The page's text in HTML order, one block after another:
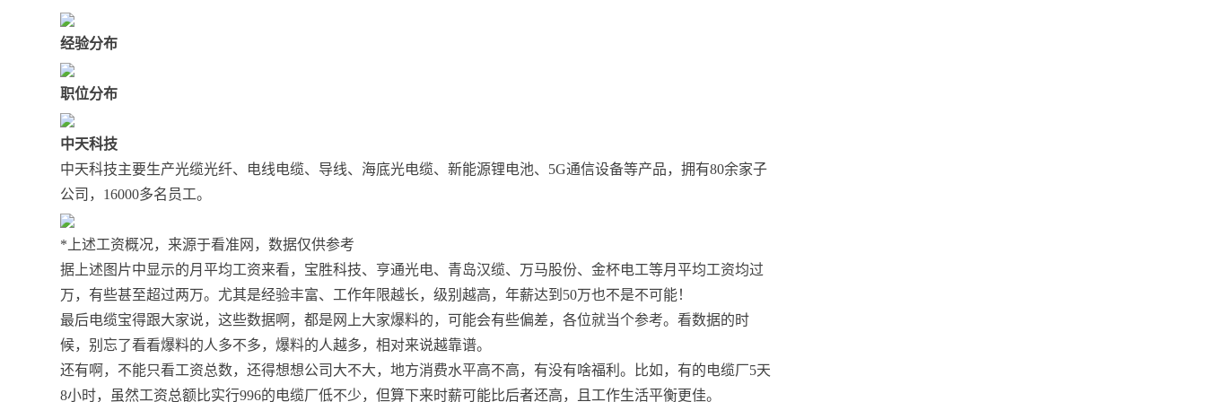
经验分布
职位分布
中天科技
中天科技主要生产光缆光纤、电线电缆、导线、海底光电缆、新能源锂电池、5G通信设备等产品，拥有80余家子
公司，16000多名员工。
*上述工资概况，来源于看准网，数据仅供参考
据上述图片中显示的月平均工资来看，宝胜科技、亨通光电、青岛汉缆、万马股份、金杯电工等月平均工资均过
万，有些甚至超过两万。尤其是经验丰富、工作年限越长，级别越高，年薪达到50万也不是不可能！
最后电缆宝得跟大家说，这些数据啊，都是网上大家爆料的，可能会有些偏差，各位就当个参考。看数据的时
候，别忘了看看爆料的人多不多，爆料的人越多，相对来说越靠谱。
还有啊，不能只看工资总数，还得想想公司大不大，地方消费水平高不高，有没有啥福利。比如，有的电缆厂5天
8小时，虽然工资总额比实行996的电缆厂低不少，但算下来时薪可能比后者还高，且工作生活平衡更佳。